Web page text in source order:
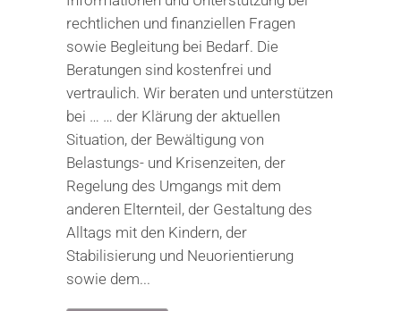
rechtlichen und finanziellen Fragen
sowie Begleitung bei Bedarf. Die
Beratungen sind kostenfrei und
vertraulich. Wir beraten und unterstützen
bei … … der Klärung der aktuellen
Situation, der Bewältigung von
Belastungs- und Krisenzeiten, der
Regelung des Umgangs mit dem
anderen Elternteil, der Gestaltung des
Alltags mit den Kindern, der
Stabilisierung und Neuorientierung
sowie dem...